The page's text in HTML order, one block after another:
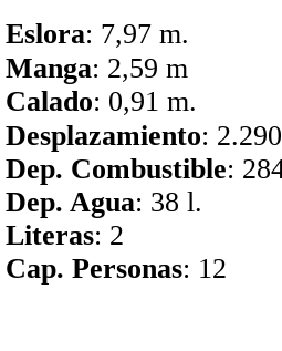
Eslora: 7,97 m.
Manga: 2,59 m
Calado: 0,91 m.
Desplazamiento:
Dep. Combustible:
Dep. Agua: 38 l.
Literas: 2
Cap. Personas: 12